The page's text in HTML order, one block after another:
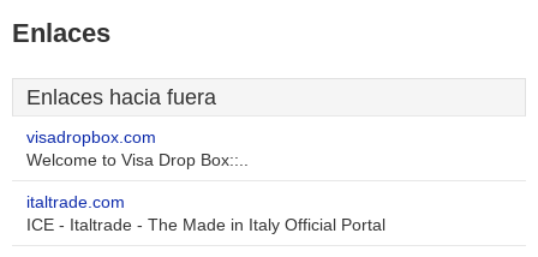
Enlaces
Enlaces hacia fuera
visadropbox.com
Welcome to Visa Drop Box::..
italtrade.com
ICE - Italtrade - The Made in Italy Official Portal